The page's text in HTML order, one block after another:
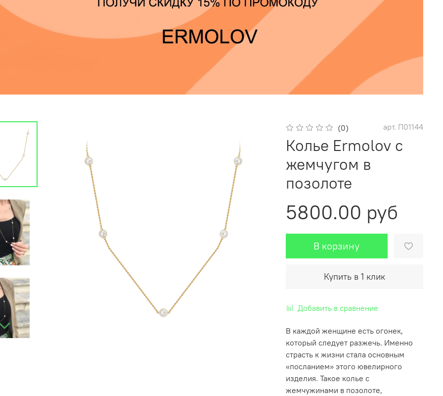
(0) арт. П01144
Колье Ermolov с
жемчугом в
позолоте
5800.00 руб
В корзину
Купить в 1 клик
Добавить в сравнение
В каждой женщине есть огонек,
который следует разжечь. Именно
страсть к жизни стала основным
«посланием» этого ювелирного
изделия. Такое колье с
жемчужинами в позолоте,